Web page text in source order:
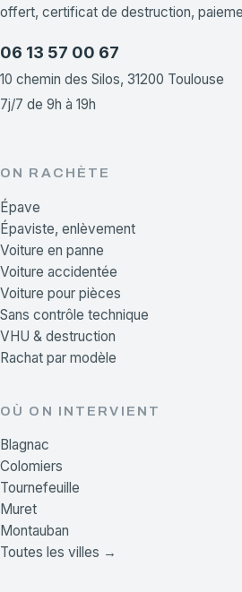
offert, certificat de destruction,
06 13 57 00 67
10 chemin des Silos, 31200 Toulouse
7j/7 de 9h à 19h
ON RACHÈTE
Épave
Épaviste, enlèvement
Voiture en panne
Voiture accidentée
Voiture pour pièces
Sans contrôle technique
VHU & destruction
Rachat par modèle
OÙ ON INTERVIENT
Blagnac
Colomiers
Tournefeuille
Muret
Montauban
Toutes les villes →